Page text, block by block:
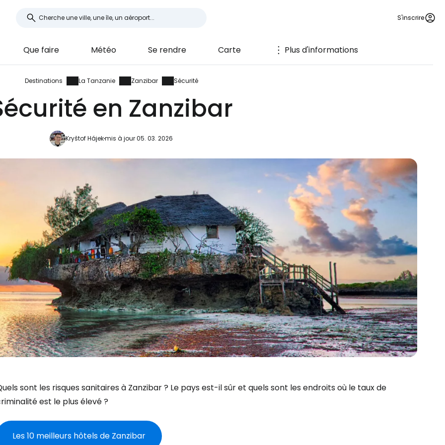
S'inscrire
Que faire Météo Se rendre Carte Plus d'informations
Destinations La Tanzanie Zanzibar Sécurité
en Zanzibar
Kryštof Hájekmis à jour 05. 03. 2026
sont les risques sanitaires à Zanzibar ? Le pays est-il sûr et quels sont les endroits où le taux de
est le plus élevé ?
Les 10 meilleurs hôtels de Zanzibar